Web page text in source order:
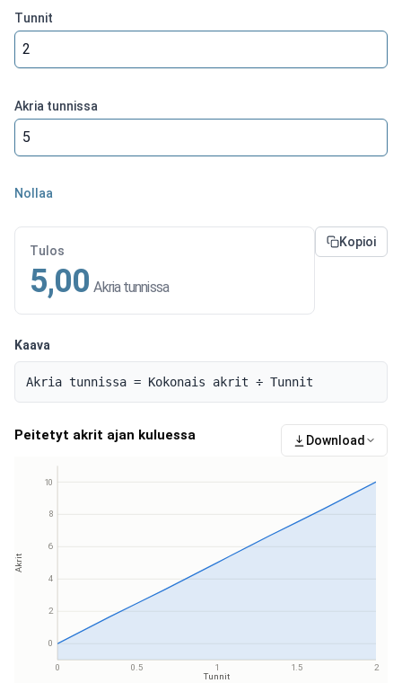
Tunnit
Akria tunnissa
Nollaa
Tulos
5,00 Akria tunnissa
Kopioi
Kaava
Akria tunnissa = Kokonais akrit ÷ Tunnit
Peitetyt akrit ajan kuluessa Download
0
2
4
6
8
10
Akrit
0 0.5 1 1.5
2
Tunnit